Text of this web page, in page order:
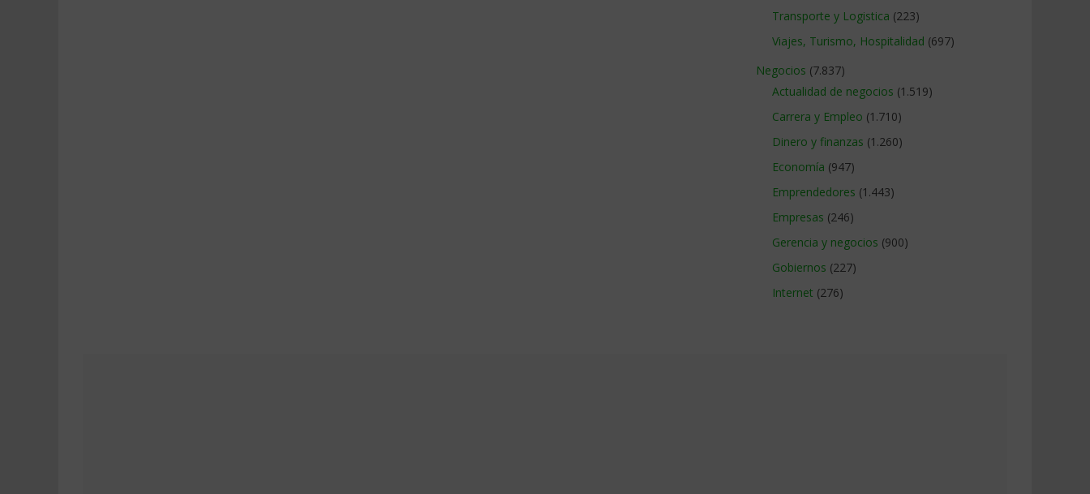
Transporte y Logistica (223)
Viajes, Turismo, Hospitalidad (697)
Negocios (7.837)
Actualidad de negocios (1.519)
Carrera y Empleo (1.710)
Dinero y finanzas (1.260)
Economía (947)
Emprendedores (1.443)
Empresas (246)
Gerencia y negocios (900)
Gobiernos (227)
Internet (276)